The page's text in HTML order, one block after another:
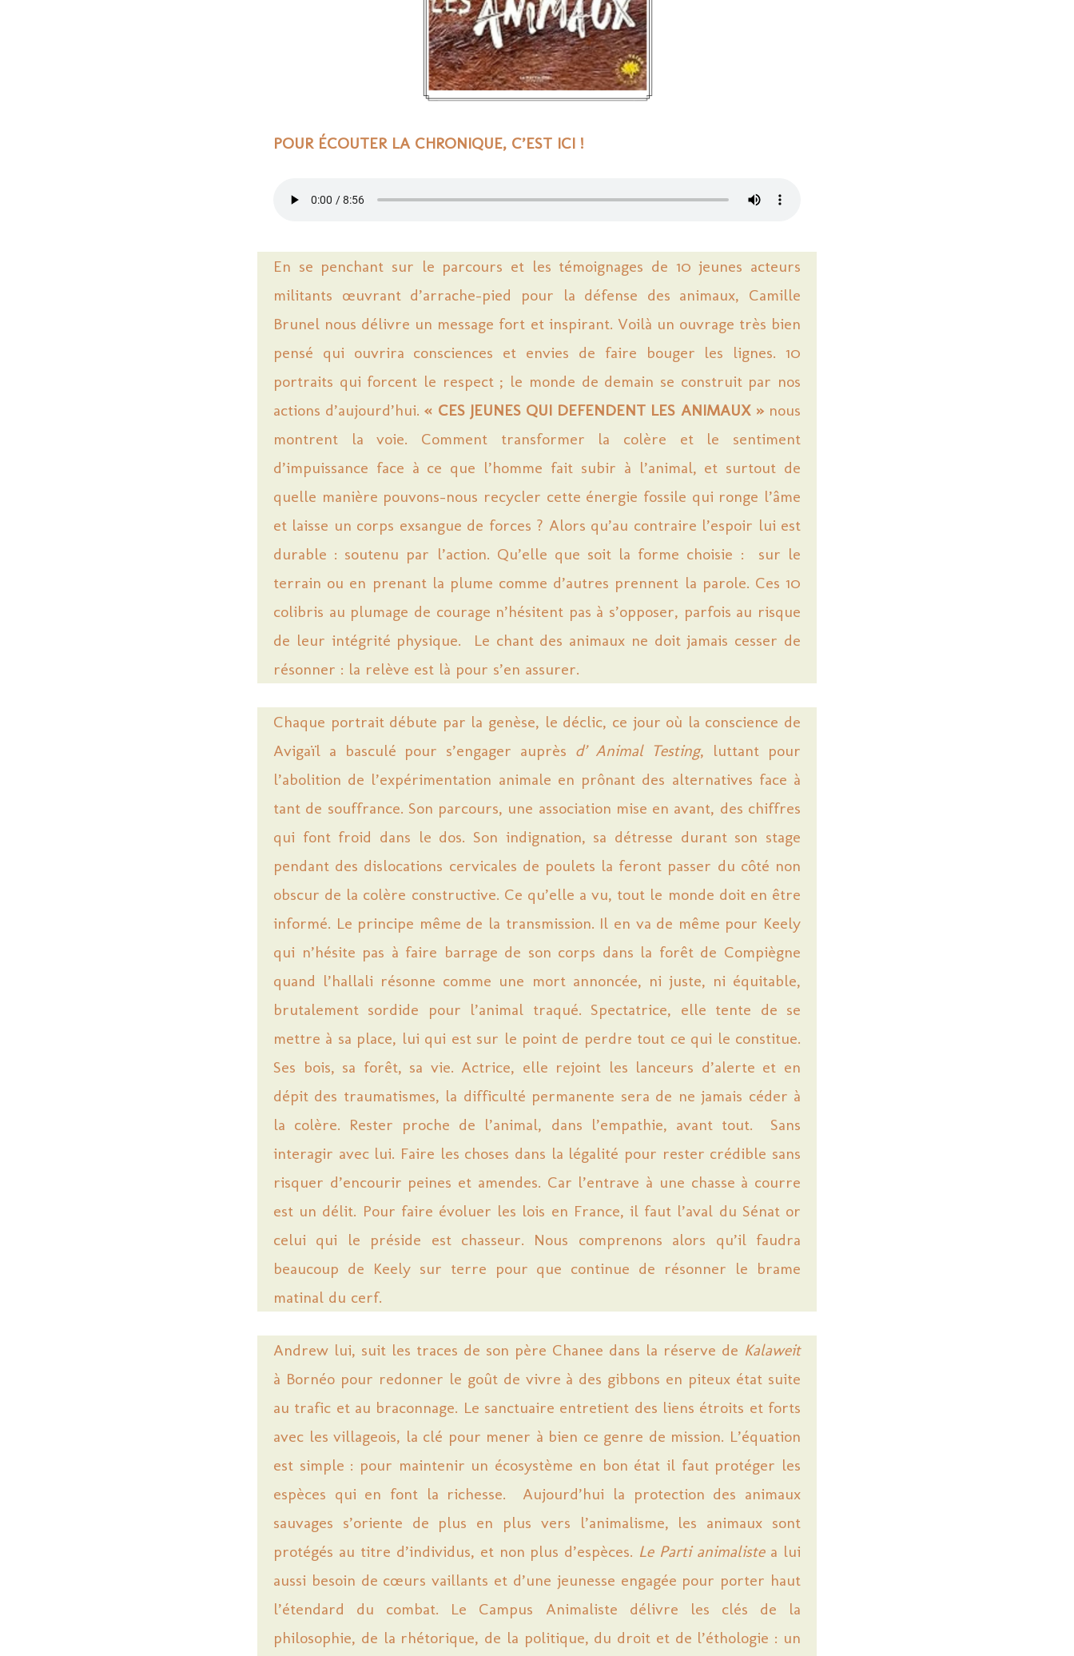
POUR ÉCOUTER LA CHRONIQUE, C’EST ICI !
En se penchant sur le parcours et les témoignages de 10 jeunes acteurs
militants œuvrant d’arrache-pied pour la défense des animaux, Camille
Brunel nous délivre un message fort et inspirant. Voilà un ouvrage très bien
pensé qui ouvrira consciences et envies de faire bouger les lignes. 10
portraits qui forcent le respect ; le monde de demain se construit par nos
actions d’aujourd’hui.« CES JEUNES QUI DEFENDENT LES ANIMAUX »nous
montrent la voie. Comment transformer la colère et le sentiment
d’impuissance face à ce que l’homme fait subir à l’animal, et surtout de
quelle manière pouvons-nous recycler cette énergie fossile qui ronge l’âme
et laisse un corps exsangue de forces ? Alors qu’au contraire l’espoir lui est
durable : soutenu par l’action. Qu’elle que soit la forme choisie : sur le
terrain ou en prenant la plume comme d’autres prennent la parole. Ces 10
colibris au plumage de courage n’hésitent pas à s’opposer, parfois au risque
de leur intégrité physique. Le chant des animaux ne doit jamais cesser de
résonner : la relève est là pour s’en assurer.
Chaque portrait débute par la genèse, le déclic, ce jour où la conscience de
Avigaïl a basculé pour s’engager auprès d’ Animal Testing, luttant pour
l’abolition de l’expérimentation animale en prônant des alternatives face à
tant de souffrance. Son parcours, une association mise en avant, des chiffres
qui font froid dans le dos. Son indignation, sa détresse durant son stage
pendant des dislocations cervicales de poulets la feront passer du côté non
obscur de la colère constructive. Ce qu’elle a vu, tout le monde doit en être
informé. Le principe même de la transmission. Il en va de même pour Keely
qui n’hésite pas à faire barrage de son corps dans la forêt de Compiègne
quand l’hallali résonne comme une mort annoncée, ni juste, ni équitable,
brutalement sordide pour l’animal traqué. Spectatrice, elle tente de se
mettre à sa place, lui qui est sur le point de perdre tout ce qui le constitue.
Ses bois, sa forêt, sa vie. Actrice, elle rejoint les lanceurs d’alerte et en
dépit des traumatismes, la difficulté permanente sera de ne jamais céder à
la colère. Rester proche de l’animal, dans l’empathie, avant tout. Sans
interagir avec lui. Faire les choses dans la légalité pour rester crédible sans
risquer d’encourir peines et amendes. Car l’entrave à une chasse à courre
est un délit. Pour faire évoluer les lois en France, il faut l’aval du Sénat or
celui qui le préside est chasseur. Nous comprenons alors qu’il faudra
beaucoup de Keely sur terre pour que continue de résonner le brame
matinal du cerf.
Andrew lui, suit les traces de son père Chanee dans la réserve de Kalaweit
à Bornéo pour redonner le goût de vivre à des gibbons en piteux état suite
au trafic et au braconnage. Le sanctuaire entretient des liens étroits et forts
avec les villageois, la clé pour mener à bien ce genre de mission. L’équation
est simple : pour maintenir un écosystème en bon état il faut protéger les
espèces qui en font la richesse. Aujourd’hui la protection des animaux
sauvages s’oriente de plus en plus vers l’animalisme, les animaux sont
protégés au titre d’individus, et non plus d’espèces. Le Parti animalistea lui
aussi besoin de cœurs vaillants et d’une jeunesse engagée pour porter haut
l’étendard du combat. Le Campus Animaliste délivre les clés de la
philosophie, de la rhétorique, de la politique, du droit et de l’éthologie : un